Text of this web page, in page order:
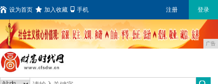
设为首页 加入收藏 手机 注册 登录
广告